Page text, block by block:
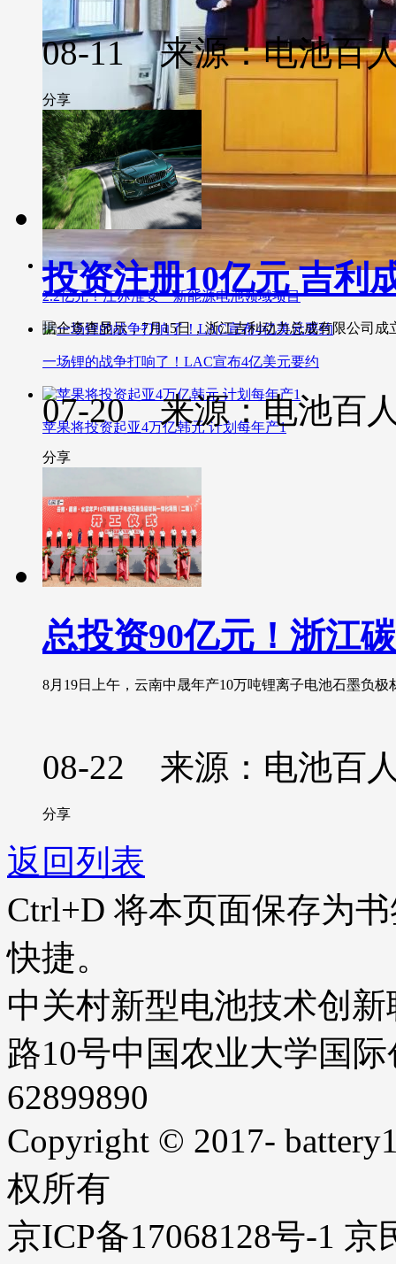
2.2亿元！江苏淮安一新能源电池领域项目
一场锂的战争打响了！LAC宣布4亿美元要约
苹果将投资起亚4万亿韩元 计划每年产1
08-11 来源：电池百
分享
投资注册10亿元 吉利
据企查查显示，7月15日，浙江吉利动力总成有限公司成
07-20 来源：电池百
分享
总投资90亿元！浙江
8月19日上午，云南中晟年产10万吨锂离子电池石墨负
08-22 来源：电池百
分享
返回列表
Ctrl+D 将本页面保存为
快捷。
中关村新型电池技术创
路10号中国农业大学国
62899890
Copyright © 2017-
权所有
京ICP备17068128号-1